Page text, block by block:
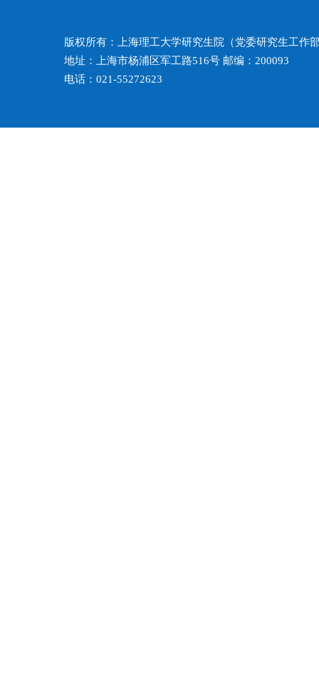
版权所有：上海理工大学研究生院（党委研究生工作
地址：上海市杨浦区军工路516号 邮编：200093
电话：021-55272623